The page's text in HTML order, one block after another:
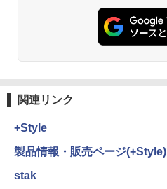
関連リンク
+Style
製品情報・販売ページ(+Style)
stak